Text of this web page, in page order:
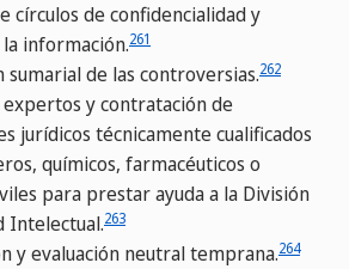
círculos de confidencialidad y
información.261
sumarial de las controversias.262
y contratación de
jurídicos técnicamente cualificados
químicos, farmacéuticos o
para prestar ayuda a la División
Intelectual.263
y evaluación neutral temprana.264